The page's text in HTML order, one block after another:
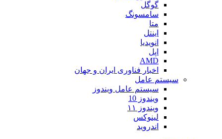
گوگل
سامسونگ
متا
اینتل
انویدیا
اپل
AMD
اخبار فناوری ایران و جهان
سیستم عامل
سیستم عامل ویندوز
ویندوز 10
ویندوز ۱۱
لینوکس
اندروید